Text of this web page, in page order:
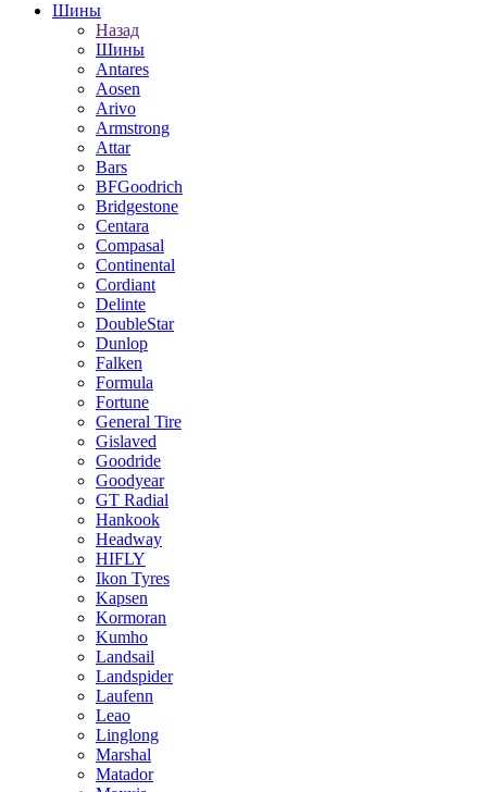
Шины
Назад
Шины
Antares
Aosen
Arivo
Armstrong
Attar
Bars
BFGoodrich
Bridgestone
Centara
Compasal
Continental
Cordiant
Delinte
DoubleStar
Dunlop
Falken
Formula
Fortune
General Tire
Gislaved
Goodride
Goodyear
GT Radial
Hankook
Headway
HIFLY
Ikon Tyres
Kapsen
Kormoran
Kumho
Landsail
Landspider
Laufenn
Leao
Linglong
Marshal
Matador